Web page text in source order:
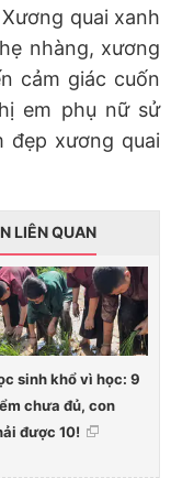
quai xanh
nhàng, xương
cảm giác cuốn
em phụ nữ sử
đẹp xương quai
LIÊN QUAN
sinh khổ vì học: 9
chưa đủ, con
được 10!